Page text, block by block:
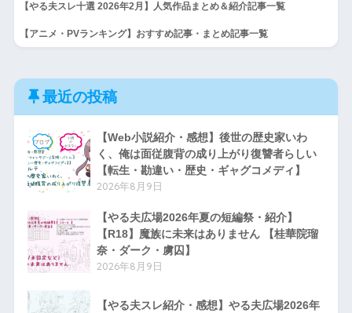
【やる夫スレ十選 2026年2月】人気作品まとめ＆紹介記事一覧
【アニメ・PVランキング】おすすめ記事・まとめ記事一覧
最近の投稿
【Web小説紹介・感想】後世の歴史家いわ
く、俺は面従腹背の成り上がり復讐者らしい
【転生・勘違い・歴史・ギャグコメディ】
2026年8月9日
【やる夫広場2026年夏の短編祭・紹介】
【R18】魔族に未来はありません 【桂華院瑠
奈・ダーク・虜囚】
2026年8月9日
【やる夫スレ紹介・感想】やる夫広場2026年